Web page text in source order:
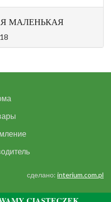
МАЛЕНЬКАЯ
сделано: interium.com.pl